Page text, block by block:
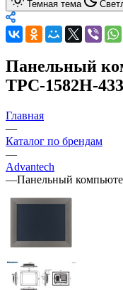
Темная тема
Панельный
TPC-1582H-
Главная
—
Каталог по брендам
—
Advantech
—Панельный